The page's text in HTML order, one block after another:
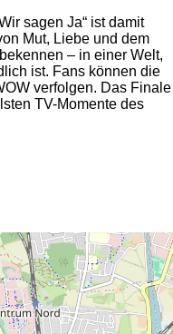
sagen Ja“ ist damit
Mut, Liebe und dem
– in einer Welt,
ist. Fans können die
verfolgen. Das Finale
TV-Momente des